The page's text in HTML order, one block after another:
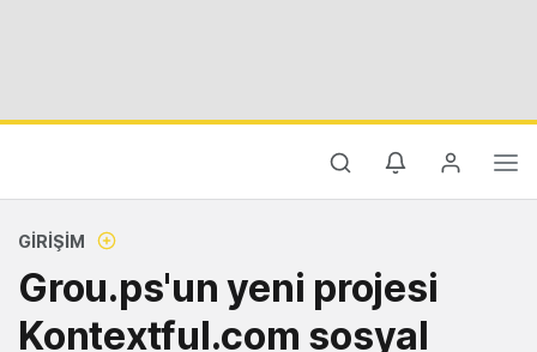
GIRIŞIM
Grou.ps'un yeni projesi
Kontextful.com sosyal